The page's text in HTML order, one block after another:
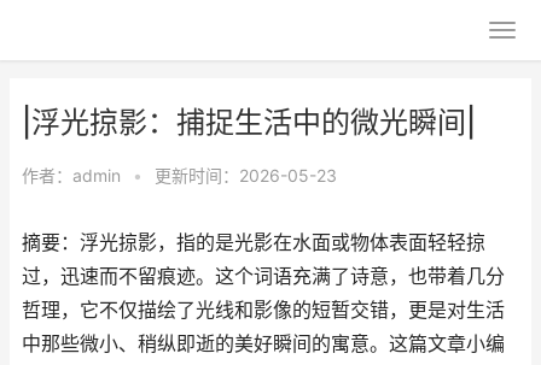
|浮光掠影：捕捉生活中的微光瞬间|
作者： admin • 更新时间：2026-05-23
摘要：浮光掠影，指的是光影在水面或物体表面轻轻掠
过，迅速而不留痕迹。这个词语充满了诗意，也带着几分
哲理，它不仅描绘了光线和影像的短暂交错，更是对生活
中那些微小、稍纵即逝的美好瞬间的寓意。这篇文章小编